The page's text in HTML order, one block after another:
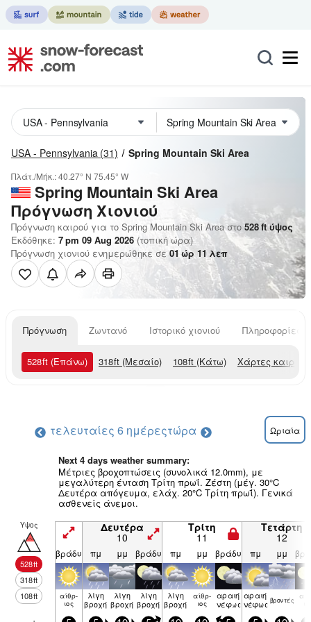
USA - Pennsylvania (31) Spring Mountain Ski Area
Πλάτ./Μήκ.:40.27° N 75.45° W
Spring Mountain Ski Area
Πρόγνωση Χιονιού
Πρόγνωση καιρού για το Spring Mountain Ski Area στο 528ftύψος
Εκδόθηκε: 7 pm 09 Aug 2026 (τοπική ώρα)
Πρόγνωση χιονιού ενημερώθηκε σε01 ώρ 11λεπ
Πρόγνωση Ζωντανό Ιστορικό χιονιού Πληροφορίες
528ft (Επάνω) 318ft (Μεσαίο) 108ft (Κάτω) Χάρτες καιρού
τελευταίες 6 ημέρεςτώρα Ωριαία
Next 4 days weather summary:
Μέτριες βροχοπτώσεις (συνολικά 12.0mm), με
μεγαλύτερη ένταση Τρίτη πρωΐ. Ζέστη (μέγ. 30°C
Δευτέρα απόγευμα, ελάχ. 20°C Τρίτη πρωΐ). Γενικά
ασθενείς άνεμοι.
Υψος
528ft
318ft
108ft
Δευτέρα
10
Τρίτη
11
Τετάρτη
12
βράδυ πμ μμ βράδυ πμ μμ βράδυ πμ μμ
αίθρ­
ιος
λίγη
βροχή
λίγη
βροχή
λίγη
βροχή
λίγη
βροχή
αίθρ­
ιος
αραιή
νέφωση
αραιή
νέφωσηβρον­τές